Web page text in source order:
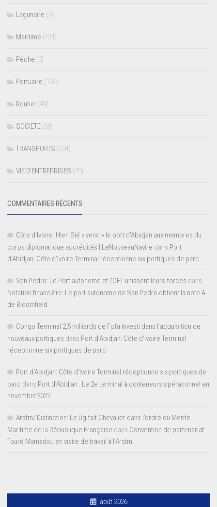
Lagunaire (7)
Maritime (131)
Pêche (3)
Portuaire (124)
Routier (49)
SOCIETE (69)
TRANSPORTS (224)
VIE D’ENTREPRISES (70)
COMMENTAIRES RÉCENTS
Côte d'Ivoire: Hien Sié « vend » le port d'Abidjan aux membres du
corps diplomatique accrédités | LeNouveauNavire dans Port
d’Abidjan: Côte d’Ivoire Terminal réceptionne six portiques de parc
San Pedro: Le Port autonome et l’OFT unissent leurs forces dans
Notation financière: Le port autonome de San Pedro obtient la note A
de Bloomfield
Congo Terminal 2,5 milliards de Fcfa investi dans l’acquisition de
nouveaux portiques dans Port d’Abidjan: Côte d’Ivoire Terminal
réceptionne six portiques de parc
Port d'Abidjan: Côte d’Ivoire Terminal réceptionne six portiques de
parc dans Port d’Abidjan : Le 2e terminal à conteneurs opérationnel en
novembre2022
Arstm/ Distinction: Le Dg fait Chevalier dans l’ordre du Mérite
Maritime de la République Française dans Convention de partenariat:
Touré Mamadou en visite de travail à l’Arstm
août 2026